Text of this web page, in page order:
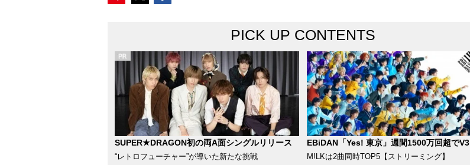
PICK UP CONTENTS
SUPER★DRAGON初の両A面シングルリリース
“レトロフューチャー”が導いた新たな挑戦
EBiDAN「Yes! 東京」週間1500万回超でV3
M!LKは2曲同時TOP5【ストリーミング】